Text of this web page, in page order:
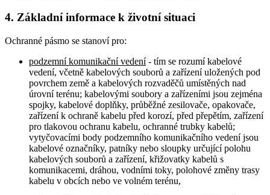
4. Základní informace k životní situaci
Ochranné pásmo se stanoví pro:
podzemní komunikační vedení- tím se rozumí kabelové
vedení, včetně kabelových souborů a zařízení uložených pod
povrchem země a kabelových rozvaděčů umístěných nad
úrovní terénu; kabelovými soubory a zařízeními jsou zejména
spojky, kabelové doplňky, průběžné zesilovače, opakovače,
zařízení k ochraně kabelu před korozí, před přepětím, zařízení
pro tlakovou ochranu kabelu, ochranné trubky kabelů;
vytyčovacími body podzemního komunikačního vedení jsou
kabelové označníky, patníky nebo sloupky určující polohu
kabelových souborů a zařízení, křižovatky kabelů s
komunikacemi, dráhou, vodními toky, polohové změny trasy
kabelu v obcích nebo ve volném terénu,